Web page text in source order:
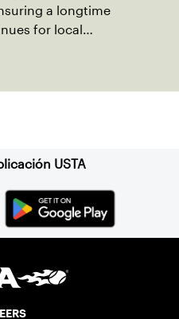
a longtime
for local
USTA